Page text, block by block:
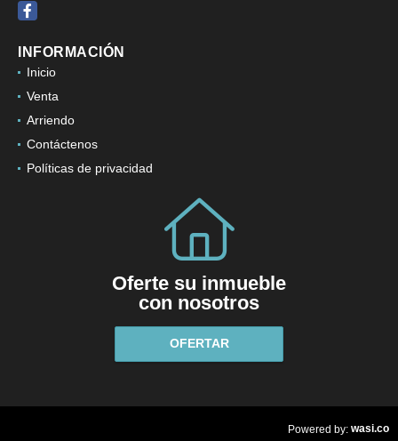
Facebook
INFORMACIÓN
Inicio
Venta
Arriendo
Contáctenos
Políticas de privacidad
Oferte su inmueble
con nosotros
OFERTAR
Powered by: wasi.co